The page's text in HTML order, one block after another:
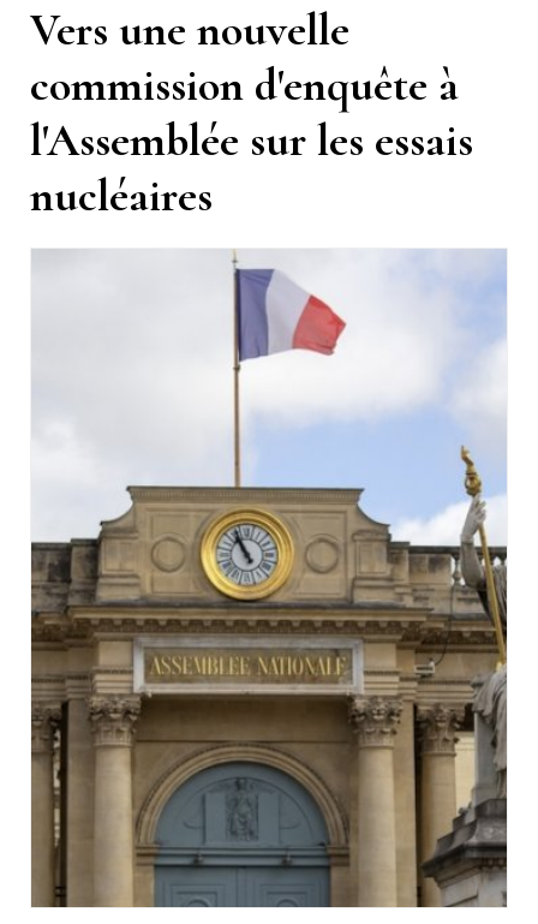
Vers une nouvelle
commission d'enquête à
l'Assemblée sur les essais
nucléaires